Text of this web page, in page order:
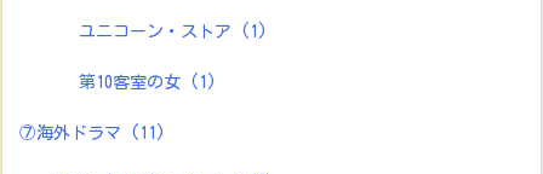
ユニコーン・ストア (1)
第10客室の女 (1)
⑦海外ドラマ (11)